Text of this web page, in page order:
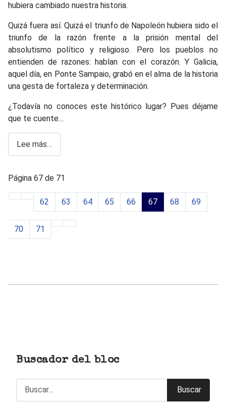
hubiera cambiado nuestra historia.
Quizá fuera así. Quizá el triunfo de Napoleón hubiera sido el
triunfo de la razón frente a la prisión mental del
absolutismo político y religioso. Pero los pueblos no
entienden de razones: hablan con el corazón. Y Galicia,
aquel día, en Ponte Sampaio, grabó en el alma de la historia
una gesta de fortaleza y determinación.
¿Todavía no conoces este histórico lugar? Pues déjame
que te cuente…
Lee más…
Página 67 de 71
62 63 64 65 66 67 68 69
70 71
Buscador del bloc
Buscar
Buscar